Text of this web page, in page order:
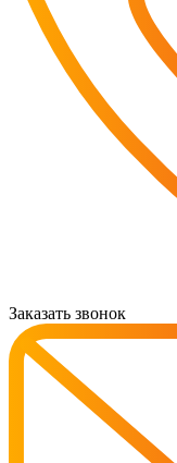
Заказать звонок